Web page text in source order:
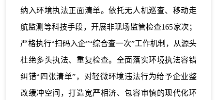
纳入环境执法正面清单。依托无人机巡查、移动走
航监测等科技手段，开展非现场监管检查165家次；
严格执行“扫码入企”“综合查一次”工作机制，从源头
杜绝多头执法、重复检查。全面落实环境执法容错
纠错“四张清单”，对轻微环境违法行为给予企业整
改缓冲空间，打造宽严相济、包容审慎的现代化环